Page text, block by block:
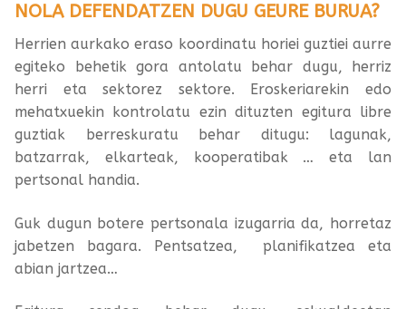
NOLA DEFENDATZEN DUGU GEURE BURUA?
Herrien aurkako eraso koordinatu horiei guztiei aurre
egiteko behetik gora antolatu behar dugu, herriz
herri eta sektorez sektore. Eroskeriarekin edo
mehatxuekin kontrolatu ezin dituzten egitura libre
guztiak berreskuratu behar ditugu: lagunak,
batzarrak, elkarteak, kooperatibak … eta lan
pertsonal handia.
Guk dugun botere pertsonala izugarria da, horretaz
jabetzen bagara. Pentsatzea, planifikatzea eta
abian jartzea…